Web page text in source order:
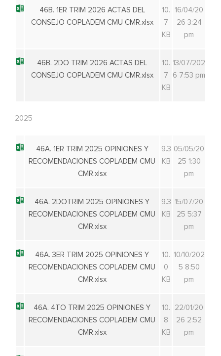
46B. 1ER TRIM 2026 ACTAS DEL
CONSEJO COPLADEM CMU CMR.xlsx
10.
7
KB
16/04/20
26 3:24
pm
46B. 2DO TRIM 2026 ACTAS DEL
CONSEJO COPLADEM CMU CMR.xlsx
10.
7
KB
13/07/202
6 7:53 pm
2025
46A. 1ER TRIM 2025 OPINIONES Y
RECOMENDACIONES COPLADEM CMU
CMR.xlsx
9.3
KB
05/05/20
25 1:30
pm
46A. 2DOTRIM 2025 OPINIONES Y
RECOMENDACIONES COPLADEM CMU
CMR.xlsx
9.3
KB
15/07/20
25 5:37
pm
46A. 3ER TRIM 2025 OPINIONES Y
RECOMENDACIONES COPLADEM CMU
CMR.xlsx
10.
0
KB
10/10/202
5 8:50
pm
46A. 4TO TRIM 2025 OPINIONES Y
RECOMENDACIONES COPLADEM CMU
CMR.xlsx
10.
8
KB
22/01/20
26 2:52
pm